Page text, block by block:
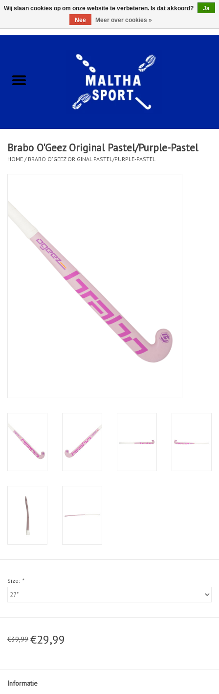
ACCESSOIRES/HARDWARE
KLEDING
CLUBSHOPS
Afspraak Loop Analyse
Diensten
Brabo O'Geez Original Pastel/Purple-Pastel
HOME / BRABO O'GEEZ ORIGINAL PASTEL/PURPLE-PASTEL
Size: *
€39,99 €29,99
Informatie
Wij slaan cookies op om onze website te verbeteren. Is dat akkoord?
Ja
Nee
Meer over cookies »